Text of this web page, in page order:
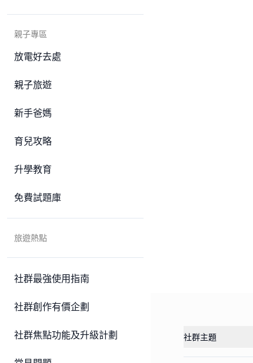
親子專區
放電好去處
親子旅遊
新手爸媽
育兒攻略
升學教育
免費試題庫
旅遊熱點
社群最強使用指南
社群創作有價企劃
社群焦點功能及升級計劃 社群主題